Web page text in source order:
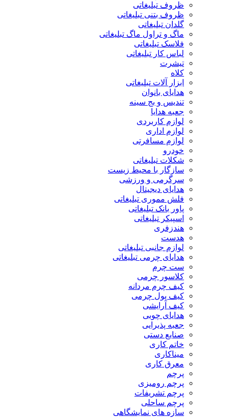
ظروف تبلیغاتی
ظروف بتنی تبلیغاتی
گلدان تبلیغاتی
ماگ و تراول ماگ تبلیغاتی
فلاسک تبلیغاتی
لباس کار تبلیغاتی
تیشرت
کلاه
ابزار آلات تبلیغاتی
هدایای بانوان
تندیس و بج سینه
جعبه هدایا
لوازم کاربردی
لوازم اداری
لوازم مسافرتی
خودرو
شکلات تبلیغاتی
سازگار با محیط زیست
سرگرمی و ورزشی
هدایای دیجیتال
فلش مموری تبلیغاتی
پاور بانک تبلیغاتی
اسپیکر تبلیغاتی
هندزفری
هدست
لوازم جانبی تبلیغاتی
هدایای چرمی تبلیغاتی
ست چرم
کلاسور چرمی
کیف چرم مردانه
کیف پول چرمی
کیف آرایشی
هدایای چوبی
جعبه پذیرایی
صنایع دستی
خاتم کاری
میناکاری
معرق کاری
پرچم
پرچم رومیزی
پرچم تشریفات
پرچم ساحلی
سازه های نمایشگاهی